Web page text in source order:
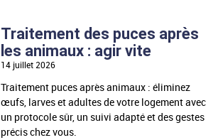
Traitement des puces après
les animaux : agir vite
14 juillet 2026
Traitement puces après animaux : éliminez
œufs, larves et adultes de votre logement avec
un protocole sûr, un suivi adapté et des gestes
précis chez vous.